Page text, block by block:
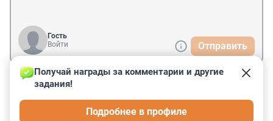
Гость
Войти
Отправить
Гость
А первой и четвертой группы у чехов не оказалось :-)
Получай награды за комментарии и другие
задания!
Подробнее в профиле